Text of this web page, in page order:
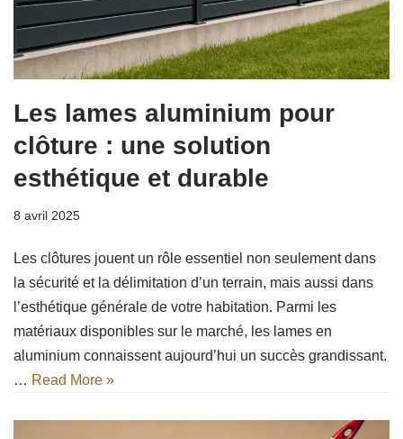
Les lames aluminium pour
clôture : une solution
esthétique et durable
8 avril 2025
Les clôtures jouent un rôle essentiel non seulement dans
la sécurité et la délimitation d’un terrain, mais aussi dans
l’esthétique générale de votre habitation. Parmi les
matériaux disponibles sur le marché, les lames en
aluminium connaissent aujourd’hui un succès grandissant.
… Read More »